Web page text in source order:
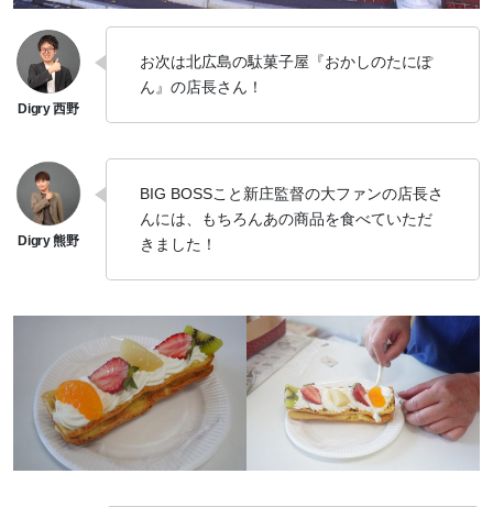
お次は北広島の駄菓子屋『おかしのたにぽ
ん』の店長さん！
BIG BOSSこと新庄監督の大ファンの店長さ
んには、もちろんあの商品を食べていただ
きました！